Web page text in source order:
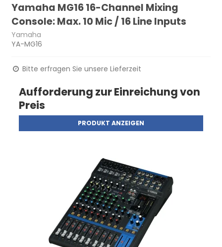
Yamaha MG16 16-Channel Mixing
Console: Max. 10 Mic / 16 Line Inputs
Yamaha
YA-MG16
Bitte erfragen Sie unsere Lieferzeit
Aufforderung zur Einreichung von
Preis
PRODUKT ANZEIGEN